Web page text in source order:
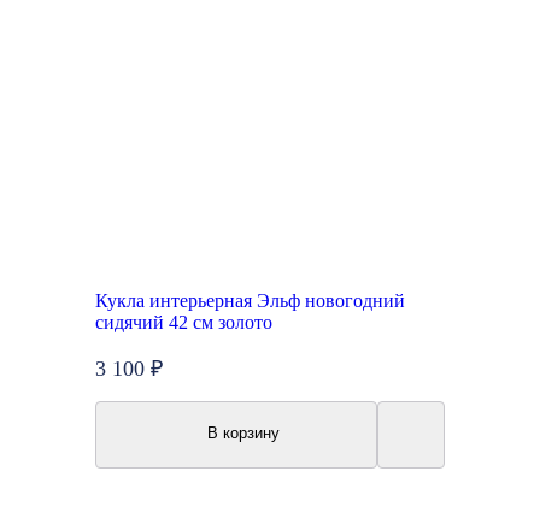
Кукла интерьерная Эльф новогодний
сидячий 42 см золото
3 100 ₽
В корзину